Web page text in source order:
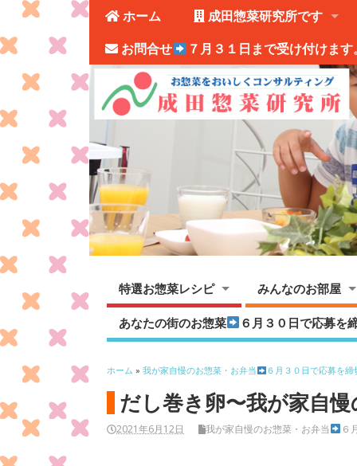
ホーム
成田惣菜研究所です
お問合せ
７月３１日まで受け付けます
特選お惣菜レシピ みんなのお部屋
あなたの街のお惣菜 ６月３０日で応募を
ホーム »我が家自慢のお惣菜・お弁当 ６月３０日で応募を
だし巻き卵〜我が家自
2021年6月12日 我が家自慢のお惣菜・お弁当 ６